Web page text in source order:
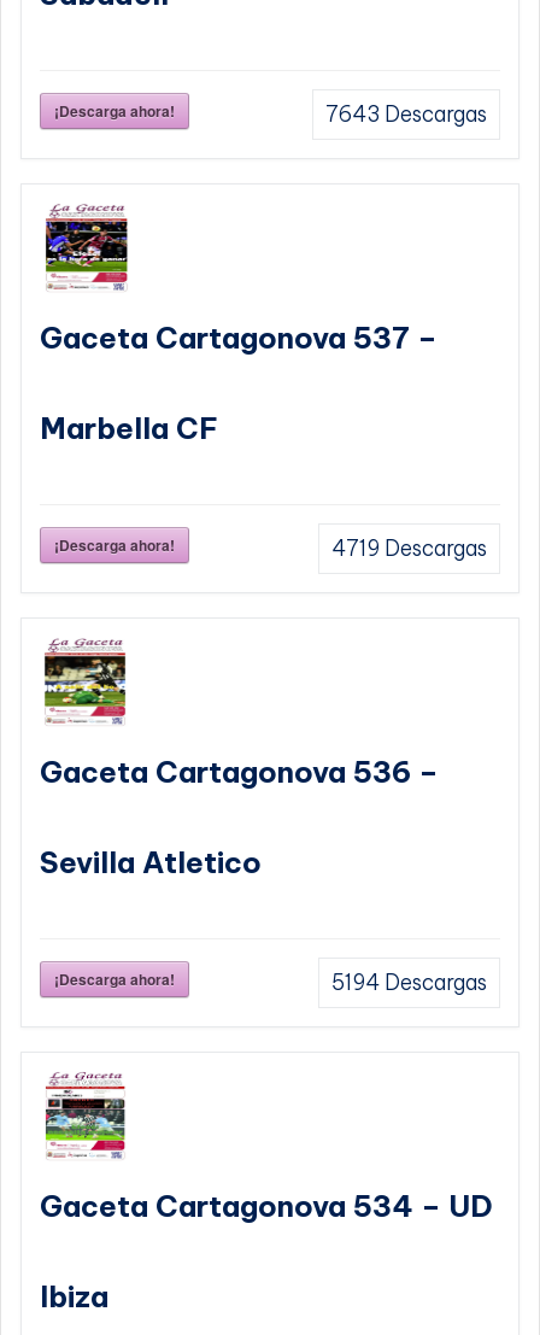
¡Descarga ahora! 7643 Descargas
Gaceta Cartagonova 537 –
Marbella CF
¡Descarga ahora! 4719 Descargas
Gaceta Cartagonova 536 –
Sevilla Atletico
¡Descarga ahora! 5194 Descargas
Gaceta Cartagonova 534 – UD
Ibiza